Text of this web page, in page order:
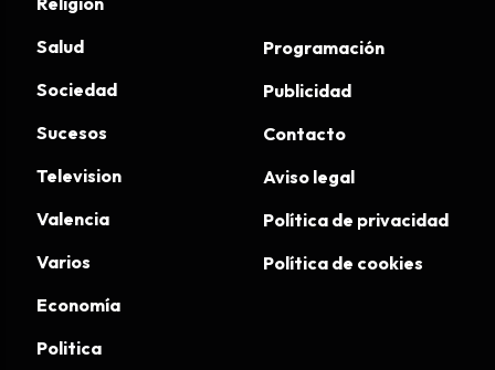
Salud
Sociedad
Sucesos
Television
Valencia
Varios
Economía
Politica
Programación
Publicidad
Contacto
Aviso legal
Política de privacidad
Política de cookies